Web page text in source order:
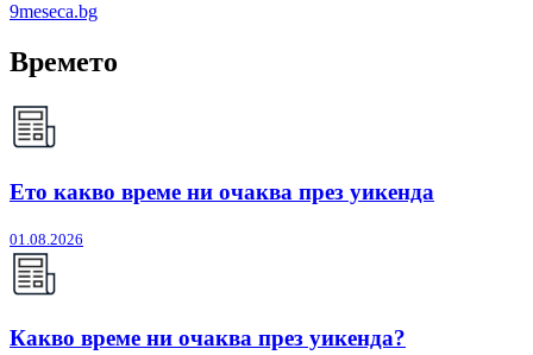
9meseca.bg
Времето
Ето какво време ни очаква през уикенда
01.08.2026
Какво време ни очаква през уикенда?